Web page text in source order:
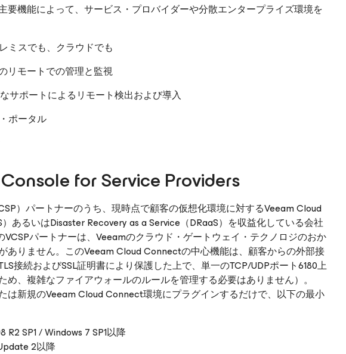
要機能によって、サービス・プロバイダーや分散エンタープライズ環境を
ミスでも、クラウドでも
リモートでの管理と監視
サポートによるリモート検出および導入
ポータル
for Service Providers
）パートナーのうち、現時点で顧客の仮想化環境に対するVeeam Cloud
あるいはDisaster Recovery as a Service（DRaaS）を収益化している会社
VCSPパートナーは、Veeamのクラウド・ゲートウェイ・テクノロジのおか
ありません。このVeeam Cloud Connectの中心機能は、顧客からの外部接
接続およびSSL証明書により保護した上で、単一のTCP/UDPポート6180上
、複雑なファイアウォールのルールを管理する必要はありません）。
は新規のVeeam Cloud Connect環境にプラグインするだけで、以下の最小
SP1 / Windows 7 SP1以降
2以降